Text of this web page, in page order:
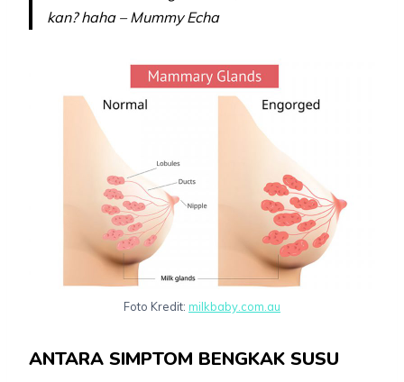
kan? haha – Mummy Echa
Foto Kredit: milkbaby.com.au
ANTARA SIMPTOM BENGKAK SUSU